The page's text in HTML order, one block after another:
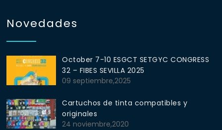
Novedades
October 7-10 ESGCT SETGYC CONGRESS
32 – FIBES SEVILLA 2025
09 septiembre,2025
Cartuchos de tinta compatibles y
originales
24 noviembre,2020